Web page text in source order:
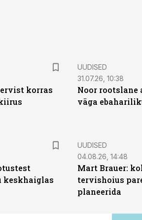
korras
UUDISED
31.07.26, 10:38
Noor rootslane
väga
keskhaiglas
UUDISED
04.08.26, 14:48
Mart Brauer:
tervishoius
planeerida